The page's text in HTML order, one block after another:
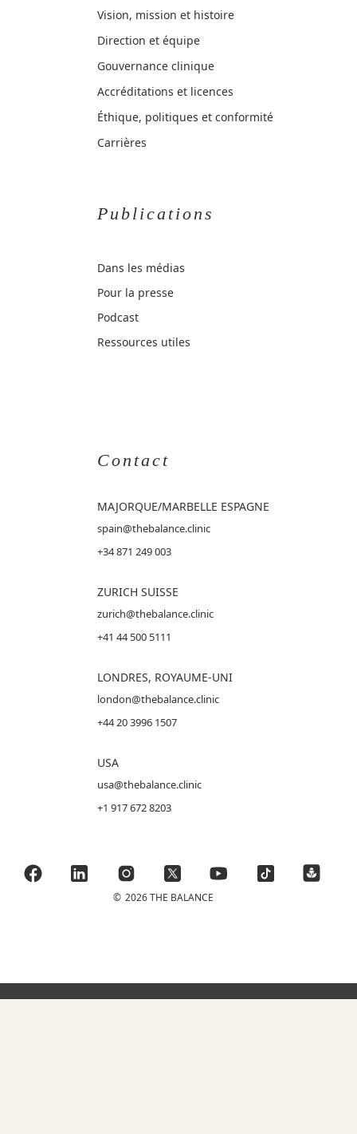
Vision, mission et histoire
Direction et équipe
Gouvernance clinique
Accréditations et licences
Éthique, politiques et conformité
Carrières
Publications
Dans les médias
Pour la presse
Podcast
Ressources utiles
Contact
MAJORQUE/MARBELLE ESPAGNE
spain@thebalance.clinic
+34 871 249 003
ZURICH SUISSE
zurich@thebalance.clinic
+41 44 500 5111
LONDRES, ROYAUME-UNI
london@thebalance.clinic
+44 20 3996 1507
USA
usa@thebalance.clinic
+1 917 672 8203
© 2026 THE BALANCE